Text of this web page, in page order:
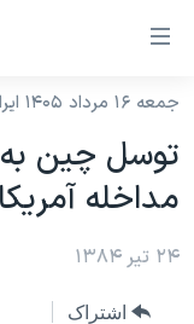
لینکهای
دسترسی
جهش
محتوای
اصلی
نسخه سبک
موضوع ها
ایران
آمریکا
برنامه های تلویزیونی
جدول برنامه ها
جمعه ۱۶ مرداد ۱۴۰۵ ایران ۲۰:۰۴
توسل چين
مداخله
۲۴ تیر ۱۳۸۴
اشتراک